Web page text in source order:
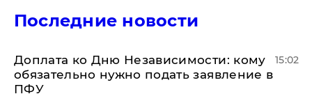
Последние новости
Доплата ко Дню Независимости: кому
обязательно нужно подать заявление в
ПФУ
15:02